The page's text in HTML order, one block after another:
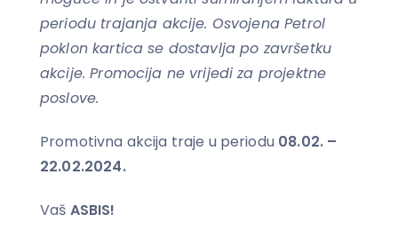
periodu trajanja akcije. Osvojena Petrol
poklon kartica se dostavlja po završetku
akcije. Promocija ne vrijedi za projektne
poslove.
Promotivna akcija traje u periodu 08.02. –
22.02.2024.
Vaš ASBIS!